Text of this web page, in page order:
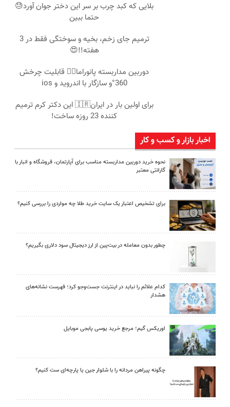
بلایی که کبد چرب بر سر این دختر جوان آورد😓
حتما ببین
ترمیم جای زخم، بخیه و سوختگی فقط در 3
هفته!!😍
دوربین مداربسته پانوراما👈🏻 قابلیت چرخش
360°و سازگار با اندروید و ios
برای اولین بار در ایران🇮🇷 این دکتر کرم ترمیم
کننده 23 روزه ساخت!
اخبار بازار و کسب و کار
نحوه خرید دوربین مداربسته مناسب برای آپارتمان، فروشگاه و انبار با
گارانتی معتبر
برای تشخیص اعتبار یک سایت خرید طلا چه مواردی را بررسی کنیم؟
چطور بدون معامله در بیت‌پین از ارز دیجیتال سود دلاری بگیریم؟
کدام علائم را نباید در اینترنت جست‌وجو کرد؛ فهرست نشانه‌های
هشدار
اوریکس گیم؛ مرجع خرید یوسی پابجی موبایل
چگونه پیراهن مردانه را با شلوار جین یا پارچه‌ای ست کنیم؟